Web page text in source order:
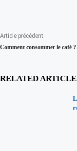
Article précédent
Comment consommer le café ?
RELATED